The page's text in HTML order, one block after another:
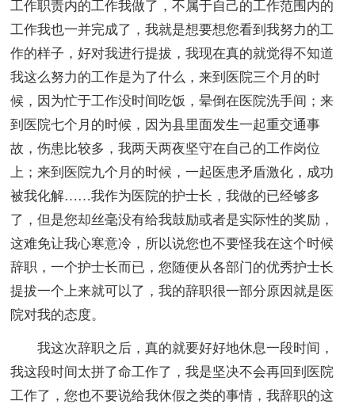
工作职责内的工作我做了，不属于自己的工作范围内的
工作我也一并完成了，我就是想要想您看到我努力的工
作的样子，好对我进行提拔，我现在真的就觉得不知道
我这么努力的工作是为了什么，来到医院三个月的时
候，因为忙于工作没时间吃饭，晕倒在医院洗手间；来
到医院七个月的时候，因为县里面发生一起重交通事
故，伤患比较多，我两天两夜坚守在自己的工作岗位
上；来到医院九个月的时候，一起医患矛盾激化，成功
被我化解……我作为医院的护士长，我做的已经够多
了，但是您却丝毫没有给我鼓励或者是实际性的奖励，
这难免让我心寒意冷，所以说您也不要怪我在这个时候
辞职，一个护士长而已，您随便从各部门的优秀护士长
提拔一个上来就可以了，我的辞职很一部分原因就是医
院对我的态度。
我这次辞职之后，真的就要好好地休息一段时间，
我这段时间太拼了命工作了，我是坚决不会再回到医院
工作了，您也不要说给我休假之类的事情，我辞职的这